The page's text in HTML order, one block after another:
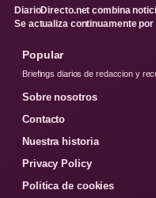
DiarioDirecto.net combina
Se actualiza continuamente
Popular
Briefings diarios de redaccion y
Sobre nosotros
Contacto
Nuestra historia
Privacy Policy
Politica de cookies